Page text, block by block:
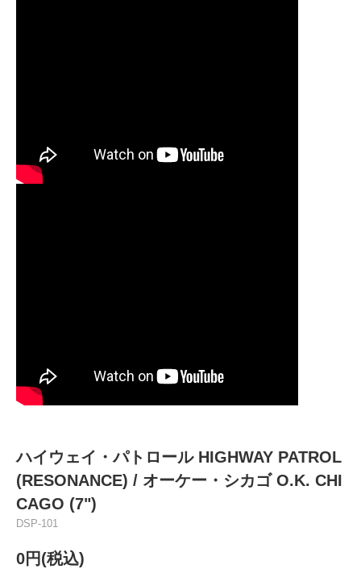
ハイウェイ・パトロール HIGHWAY PATROL
(RESONANCE) / オーケー・シカゴ O.K. CHI
CAGO (7")
DSP-101
0円(税込)